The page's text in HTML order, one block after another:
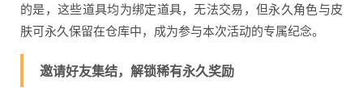
的是，这些道具均为绑定道具，无法交易，但永久角色与皮
肤可永久保留在仓库中，成为参与本次活动的专属纪念。
邀请好友集结，解锁稀有永久奖励